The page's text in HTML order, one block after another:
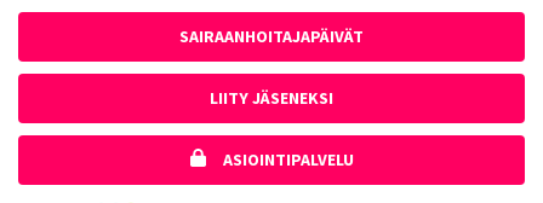
SAIRAANHOITAJAPÄIVÄT
LIITY JÄSENEKSI
ASIOINTIPALVELU